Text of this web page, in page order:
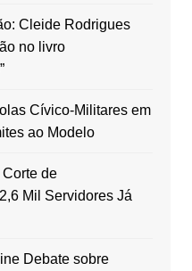
Cleide Rodrigues
no livro
Cívico-Militares em
ao Modelo
de
Mil Servidores Já
Debate sobre